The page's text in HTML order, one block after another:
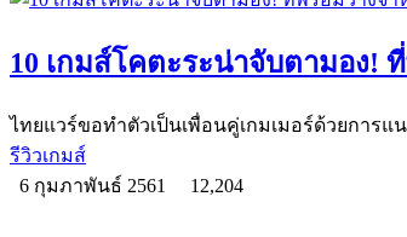
10 เกมส์โคตะระน่าจับตามอง!
ไทยแวร์ขอทำตัวเป็นเพื่อนคู่เกมเมอร์ด้วยการแ
รีวิวเกมส์
6 กุมภาพันธ์ 2561
12,204